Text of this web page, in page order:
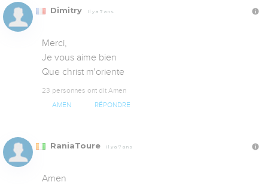
Dimitry Il y a 7 ans
Merci,
Je vous aime bien
Que christ m'oriente
23 personnes ont dit Amen
AMEN RÉPONDRE
RaniaToure Il y a 7 ans
Amen